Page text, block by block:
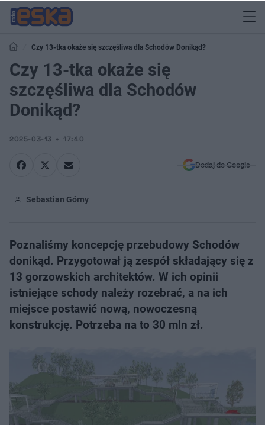
Czy 13-tka okaże się szczęśliwa dla Schodów Donikąd?
Czy 13-tka okaże się
szczęśliwa dla Schodów
Donikąd?
2025-03-13 17:40
Dodaj do Google
Sebastian Górny
Poznaliśmy koncepcję przebudowy Schodów
donikąd. Przygotował ją zespół składający się z
13 gorzowskich architektów. W ich opinii
istniejące schody należy rozebrać, a na ich
miejsce postawić nową, nowoczesną
konstrukcję. Potrzeba na to 30 mln zł.